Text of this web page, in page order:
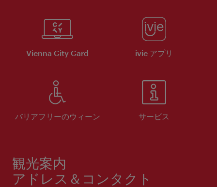
Vienna City Card ivie アプリ
バリアフリーのウィーン サービス
観光案内
アドレス＆コンタクト